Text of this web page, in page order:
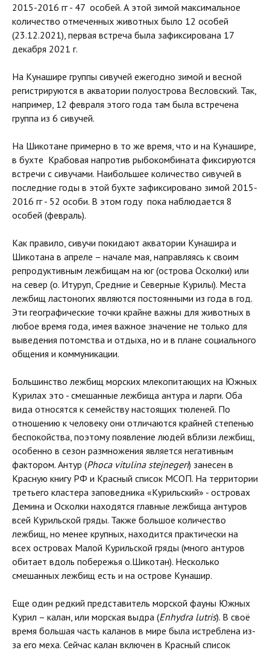
2015-2016 гг - 47 особей. А этой зимой максимальное
количество отмеченных животных было 12 особей
(23.12.2021), первая встреча была зафиксирована 17
декабря 2021 г.
На Кунашире группы сивучей ежегодно зимой и весной
регистрируются в акватории полуострова Весловский. Так,
например, 12 февраля этого года там была встречена
группа из 6 сивучей.
На Шикотане примерно в то же время, что и на Кунашире,
в бухте Крабовая напротив рыбокомбината фиксируются
встречи с сивучами. Наибольшее количество сивучей в
последние годы в этой бухте зафиксировано зимой 2015-
2016 гг - 52 особи. В этом году пока наблюдается 8
особей (февраль).
Как правило, сивучи покидают акватории Кунашира и
Шикотана в апреле – начале мая, направляясь к своим
репродуктивным лежбищам на юг (острова Осколки) или
на север (о. Итуруп, Средние и Северные Курилы). Места
лежбищ ластоногих являются постоянными из года в год.
Эти географические точки крайне важны для животных в
любое время года, имея важное значение не только для
выведения потомства и отдыха, но и в плане социального
общения и коммуникации.
Большинство лежбищ морских млекопитающих на Южных
Курилах это - смешанные лежбища антура и ларги. Оба
вида относятся к семейству настоящих тюленей. По
отношению к человеку они отличаются крайней степенью
беспокойства, поэтому появление людей вблизи лежбищ,
особенно в сезон размножения является негативным
фактором. Антур (Phoca vitulina stejnegeri) занесен в
Красную книгу РФ и Красный список МСОП. На территории
третьего кластера заповедника «Курильский» - островах
Демина и Осколки находятся главные лежбища антуров
всей Курильской гряды. Также большое количество
лежбищ, но менее крупных, находится практически на
всех островах Малой Курильской гряды (много антуров
обитает вдоль побережья о.Шикотан). Несколько
смешанных лежбищ есть и на острове Кунашир.
Еще один редкий представитель морской фауны Южных
Курил – калан, или морская выдра (Enhydra lutris). В своё
время большая часть каланов в мире была истреблена из-
за его меха. Сейчас калан включен в Красный список